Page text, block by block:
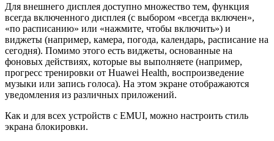
Для внешнего дисплея доступно множество тем, функция
всегда включенного дисплея (с выбором «всегда включен»,
«по расписанию» или «нажмите, чтобы включить») и
виджеты (например, камера, погода, календарь, расписание на
сегодня). Помимо этого есть виджеты, основанные на
фоновых действиях, которые вы выполняете (например,
прогресс тренировки от Huawei Health, воспроизведение
музыки или запись голоса). На этом экране отображаются
уведомления из различных приложений.
Как и для всех устройств с EMUI, можно настроить стиль
экрана блокировки.